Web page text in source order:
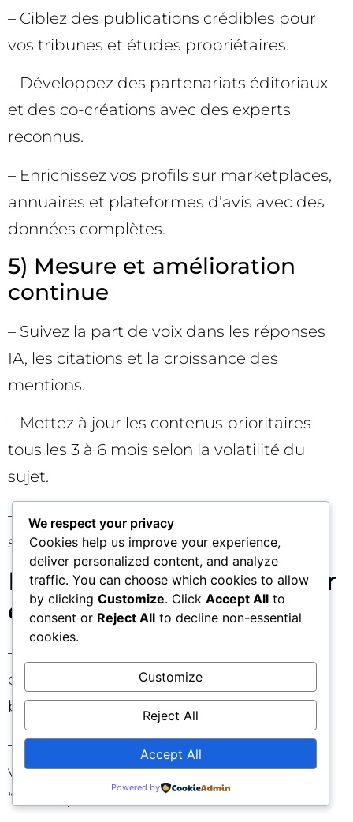
– Ciblez des publications crédibles pour
vos tribunes et études propriétaires.
– Développez des partenariats éditoriaux
et des co-créations avec des experts
reconnus.
– Enrichissez vos profils sur marketplaces,
annuaires et plateformes d’avis avec des
données complètes.
5) Mesure et amélioration
continue
– Suivez la part de voix dans les réponses
IA, les citations et la croissance des
mentions.
– Mettez à jour les contenus prioritaires
tous les 3 à 6 mois selon la volatilité du
sujet.
– Testez des variantes de formats et de
structures pour maximiser la “citabilité”.
Erreurs courantes à éviter
en SEO génératif
– Prioriser la quantité au détriment de la
clarté. Les IA préfèrent des blocs précis,
bien sourcés, à des pavés verbeux. 🧽
– Négliger les plateformes tierces. Sans
validation externe, votre entité reste
“faible” pour les modèles. 🚫
We respect your privacy
Cookies help us improve your experience,
deliver personalized content, and analyze
traffic. You can choose which cookies to allow
by clicking Customize. Click Accept All to
consent or Reject All to decline non-essential
cookies.
Customize
Reject All
Accept All
Powered by